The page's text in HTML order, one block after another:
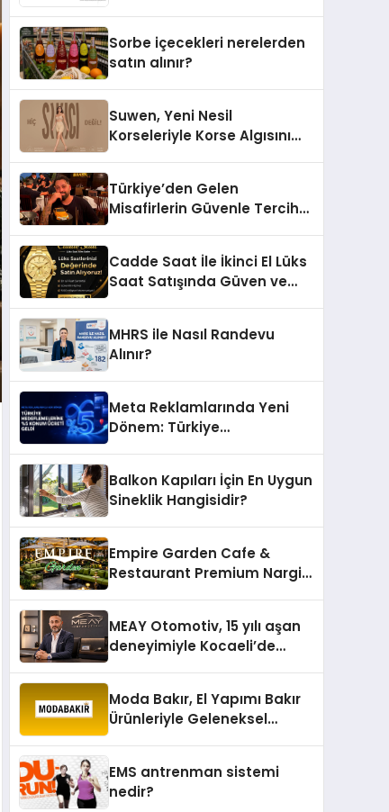
Sorbe içecekleri nerelerden
satın alınır?
Suwen, Yeni Nesil
Korseleriyle Korse Algısını
Türkiye’den Gelen
Misafirlerin Güvenle Tercih
Dikkat Çekiyor
Cadde Saat İle İkinci El Lüks
Saat Satışında Güven ve
MHRS ile Nasıl Randevu
Alınır?
Meta Reklamlarında Yeni
Dönem: Türkiye
Balkon Kapıları İçin En Uygun
Sineklik Hangisidir?
Empire Garden Cafe &
Restaurant Premium Nargile
MEAY Otomotiv, 15 yılı aşan
deneyimiyle Kocaeli’de
Moda Bakır, El Yapımı Bakır
Ürünleriyle Geleneksel
EMS antrenman sistemi
nedir?